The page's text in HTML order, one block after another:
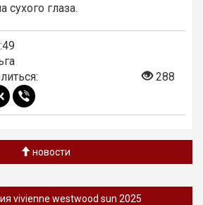
сухого глаза.
288
новости
vivienne westwood sun 2025